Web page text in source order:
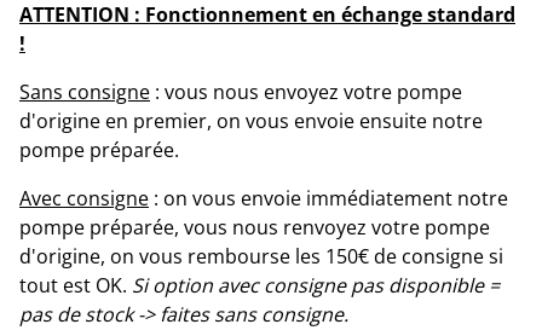
ATTENTION : Fonctionnement en échange standard
!
Sans consigne : vous nous envoyez votre pompe
d'origine en premier, on vous envoie ensuite notre
pompe préparée.
Avec consigne : on vous envoie immédiatement notre
pompe préparée, vous nous renvoyez votre pompe
d'origine, on vous rembourse les 150€ de consigne si
tout est OK. Si option avec consigne pas disponible =
pas de stock -> faites sans consigne.